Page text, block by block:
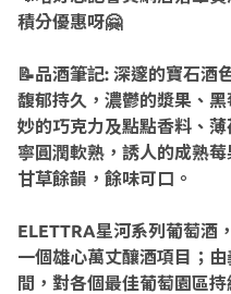
積分優惠呀🤗
📝品酒筆記: 深邃的寶石酒
馥郁持久，濃鬱的漿果、
妙的巧克力及點點香料、
寧圓潤軟熟，誘人的成熟
甘草餘韻，餘味可口。
ELETTRA星河系列葡萄
一個雄心萬丈釀酒項目；
間，對各個最佳葡萄園區